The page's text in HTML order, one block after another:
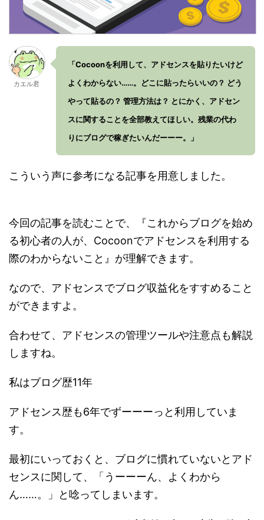
カエル君
「Cocoonを利用して、アドセンスを貼りたいけど
よくわからない……。どこに貼ったらいいの？ どう
やって貼るの？ 管理方法は？ とにかく、アドセン
スに関することを全部教えてほしい。残業の代わ
りにブログで稼ぎたいんだーーー。」
こういう声に参考になる記事を用意しました。
今回の記事を読むことで、『これからブログを始め
る初心者の人が、Cocoonでアドセンスを利用する
際のわからないこと』が理解できます。
なので、アドセンスでブログ収益化をすすめること
ができますよ。
合わせて、アドセンスの管理ツールや注意点も解説
しますね。
私はブログ歴11年
アドセンス歴も6年でずーーーっと利用していま
す。
最初にいっておくと、ブログに慣れていないとアド
センスに関して、「うーーーん、よくわから
ん……。」と唸ってしまいます。